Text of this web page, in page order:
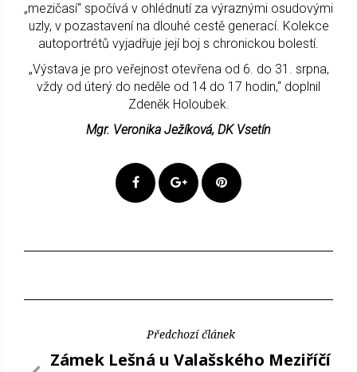
„mezičasí“ spočívá v ohlédnutí za výraznými osudovými
uzly, v pozastavení na dlouhé cestě generací. Kolekce
autoportrétů vyjadřuje její boj s chronickou bolestí.
„Výstava je pro veřejnost otevřena od 6. do 31. srpna,
vždy od úterý do neděle od 14 do 17 hodin,“ doplnil
Zdeněk Holoubek.
Mgr. Veronika Ježíková, DK Vsetín
Předchozí článek
Zámek Lešná u Valašského Meziříčí